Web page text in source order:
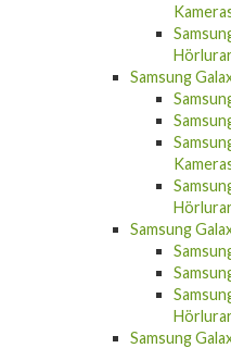
Samsung
Samsung
Samsung